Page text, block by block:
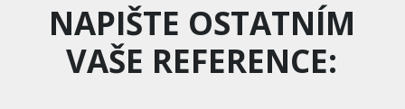
NAPIŠTE OSTATNÍM
VAŠE REFERENCE: